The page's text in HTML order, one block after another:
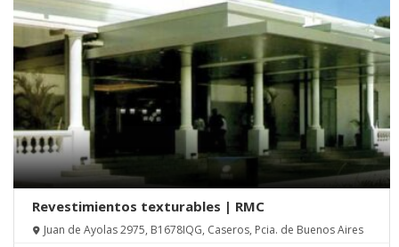
Revestimientos texturables | RMC
Juan de Ayolas 2975, B1678IQG, Caseros, Pcia. de Buenos Aires